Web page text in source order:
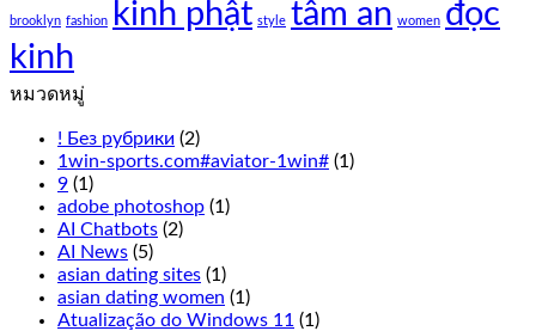
1000
from
the
Cookie
Casino
to
the
overall
di
2023
Tricks
brooklyn fashion kinh phật style tâm an women đọc
kinh
หมวดหมู่
! Без рубрики (2)
1win-sports.com#aviator-1win# (1)
9 (1)
adobe photoshop (1)
AI Chatbots (2)
AI News (5)
asian dating sites (1)
asian dating women (1)
Atualização do Windows 11 (1)